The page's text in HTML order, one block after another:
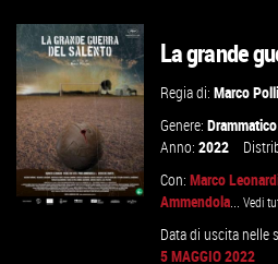
VAI ALLA SCHEDA
La grande
Regia di:Marco
Genere:Drammatico
Anno:2022
Con:Marco
Ammendola...Vedi
Data di uscita nelle
5 MAGGIO 2022